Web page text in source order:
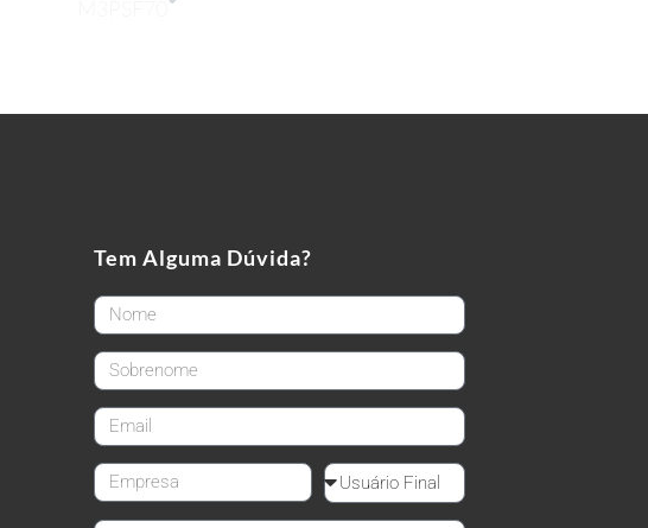
Tem Alguma Dúvida?
FirstName
LastName
email
CompanyName Reseller